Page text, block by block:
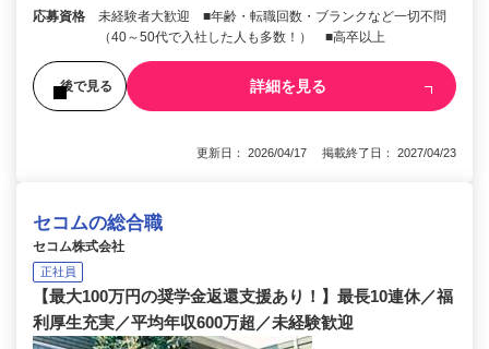
応募資格
未経験者大歓迎 ■年齢・転職回数・ブランクなど一切不問
（40～50代で入社した人も多数！） ■高卒以上
後で見る 詳細を見る
更新日： 2026/04/17 掲載終了日： 2027/04/23
セコムの総合職
セコム株式会社
正社員
【最大100万円の奨学金返還支援あり！】最長10連休／福
利厚生充実／平均年収600万超／未経験歓迎